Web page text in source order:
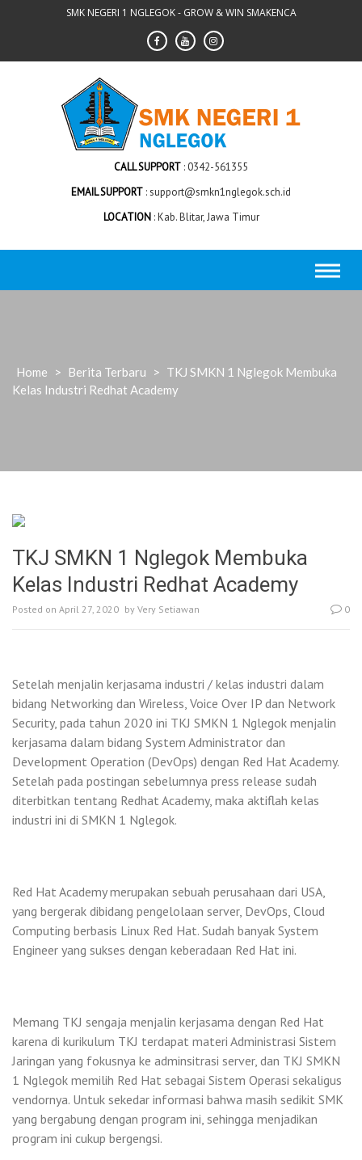
SMK NEGERI 1 NGLEGOK - GROW & WIN SMAKENCA
CALL SUPPORT 0342-561355
EMAIL SUPPORT support@smkn1nglegok.sch.id
LOCATION Kab. Blitar, Jawa Timur
Home > Berita Terbaru > TKJ SMKN 1 Nglegok Membuka
Kelas Industri Redhat Academy
TKJ SMKN 1 Nglegok Membuka
Kelas Industri Redhat Academy
Posted on April 27, 2020 by Very Setiawan 0
Setelah menjalin kerjasama industri / kelas industri dalam
bidang Networking dan Wireless, Voice Over IP dan Network
Security, pada tahun 2020 ini TKJ SMKN 1 Nglegok menjalin
kerjasama dalam bidang System Administrator dan
Development Operation (DevOps) dengan Red Hat Academy.
Setelah pada postingan sebelumnya press release sudah
diterbitkan tentang Redhat Academy, maka aktiflah kelas
industri ini di SMKN 1 Nglegok.
Red Hat Academy merupakan sebuah perusahaan dari USA,
yang bergerak dibidang pengelolaan server, DevOps, Cloud
Computing berbasis Linux Red Hat. Sudah banyak System
Engineer yang sukses dengan keberadaan Red Hat ini.
Memang TKJ sengaja menjalin kerjasama dengan Red Hat
karena di kurikulum TKJ terdapat materi Administrasi Sistem
Jaringan yang fokusnya ke adminsitrasi server, dan TKJ SMKN
1 Nglegok memilih Red Hat sebagai Sistem Operasi sekaligus
vendornya. Untuk sekedar informasi bahwa masih sedikit SMK
yang bergabung dengan program ini, sehingga menjadikan
program ini cukup bergengsi.